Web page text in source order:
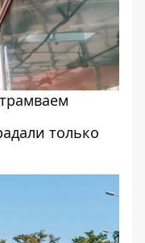
только